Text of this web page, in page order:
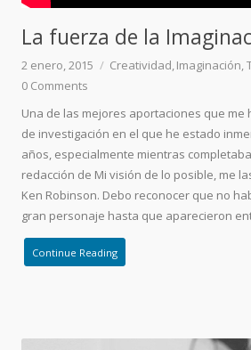
La fuerza de la
2 enero, 2015 Creatividad Imaginación
0 Comments
Una de las mejores aportaciones que me
de investigación en el que he estado
años, especialmente mientras
redacción de Mi visión de lo posible, me
Ken Robinson. Debo reconocer que no
gran personaje hasta que aparecieron
Continue Reading